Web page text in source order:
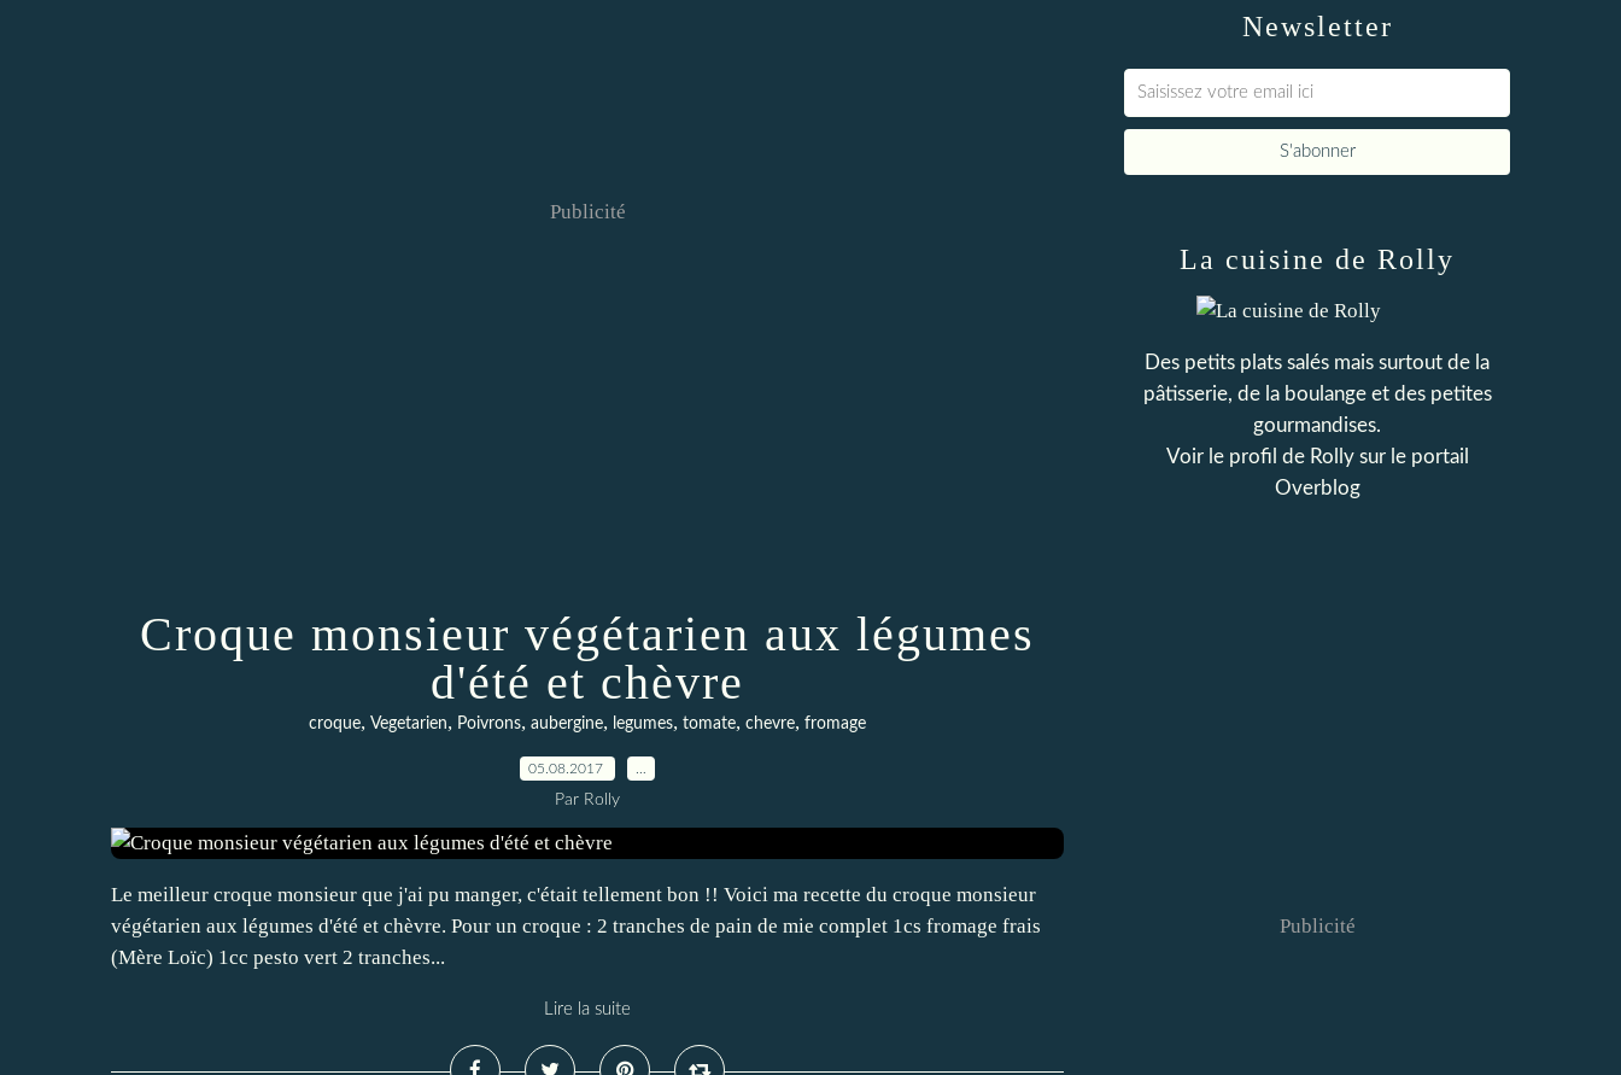
Publicité
Croque monsieur végétarien aux légumes
d'été et chèvre
croque, Vegetarien, Poivrons, aubergine, legumes, tomate, chevre, fromage
05.08.2017
Par Rolly
Le meilleur croque monsieur que j'ai pu manger, c'était tellement bon !! Voici ma recette du croque monsieur
végétarien aux légumes d'été et chèvre. Pour un croque : 2 tranches de pain de mie complet 1cs fromage frais
(Mère Loïc) 1cc pesto vert 2 tranches...
Lire la suite
Newsletter
La cuisine de Rolly
Des petits plats salés mais surtout de la
pâtisserie, de la boulange et des petites
gourmandises.
Voir le profil de Rollysur le portail
Overblog
Publicité